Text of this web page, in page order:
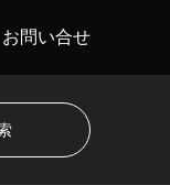
お問い合せ